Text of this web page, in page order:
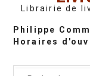
Librairie de